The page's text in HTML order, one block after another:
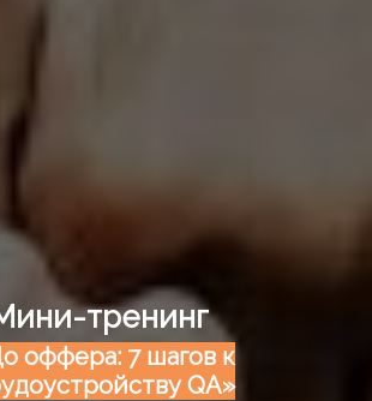
тренинг
оффера: 7 шагов к
QA»